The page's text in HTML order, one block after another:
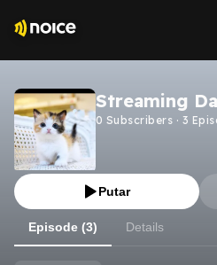
Streaming
0 Subscribers · 3
Putar
Episode (3) Details